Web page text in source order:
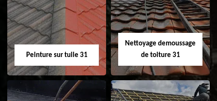
ravalement de
façade 31
Peinture sur tuile 31
Nettoyage demoussage
de toiture 31